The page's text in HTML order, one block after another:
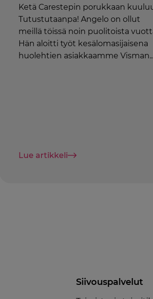
Ketä Carestepin porukkaan
Tutustutaanpa! Angelo on ollut
meillä töissä noin puolitoista
Hän aloitti työt kesälomasijaisena
huolehtien asiakkaamme
Lue artikkeli
Siivouspalvelut